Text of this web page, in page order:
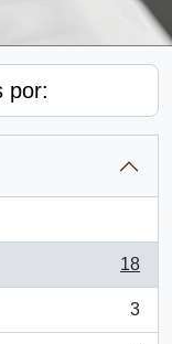
por:
18
3